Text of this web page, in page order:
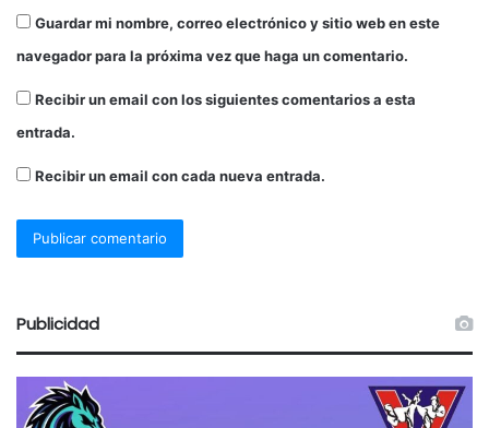
Guardar mi nombre, correo electrónico y sitio web en este
navegador para la próxima vez que haga un comentario.
Recibir un email con los siguientes comentarios a esta
entrada.
Recibir un email con cada nueva entrada.
Publicidad